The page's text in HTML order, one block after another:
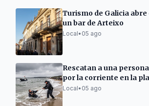
Turismo de Galicia
un bar de Arteixo
Local• 05 ago
Rescatan a una
por la corriente en la
Xurxo
Local• 05 ago